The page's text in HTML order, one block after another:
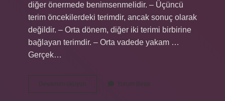
diğer önermede benimsenmelidir. – Üçüncü
terim öncekilerdeki terimdir, ancak sonuç olarak
değildir. – Orta dönem, diğer iki terimi birbirine
bağlayan terimdir. – Orta vadede yakam …
Gerçek…
Devamını okuyun
Ne
Yorum Bırak